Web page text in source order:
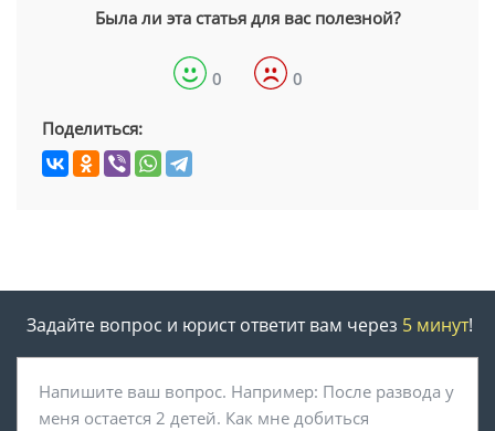
Была ли эта статья для вас полезной?
0 0
Поделиться:
Задайте вопрос и юрист ответит вам через 5 минут!